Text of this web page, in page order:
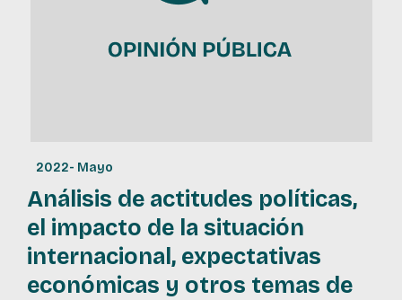
2022- Mayo
Análisis de actitudes políticas,
el impacto de la situación
internacional, expectativas
económicas y otros temas de